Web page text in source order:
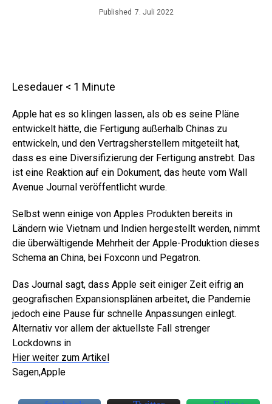
Published 7. Juli 2022
Lesedauer < 1 Minute
Apple hat es so klingen lassen, als ob es seine Pläne
entwickelt hätte, die Fertigung außerhalb Chinas zu
entwickeln, und den Vertragsherstellern mitgeteilt hat,
dass es eine Diversifizierung der Fertigung anstrebt. Das
ist eine Reaktion auf ein Dokument, das heute vom Wall
Avenue Journal veröffentlicht wurde.
Selbst wenn einige von Apples Produkten bereits in
Ländern wie Vietnam und Indien hergestellt werden, nimmt
die überwältigende Mehrheit der Apple-Produktion dieses
Schema an China, bei Foxconn und Pegatron.
Das Journal sagt, dass Apple seit einiger Zeit eifrig an
geografischen Expansionsplänen arbeitet, die Pandemie
jedoch eine Pause für schnelle Anpassungen einlegt.
Alternativ vor allem der aktuellste Fall strenger
Lockdowns in
Hier weiter zum Artikel
Sagen,Apple